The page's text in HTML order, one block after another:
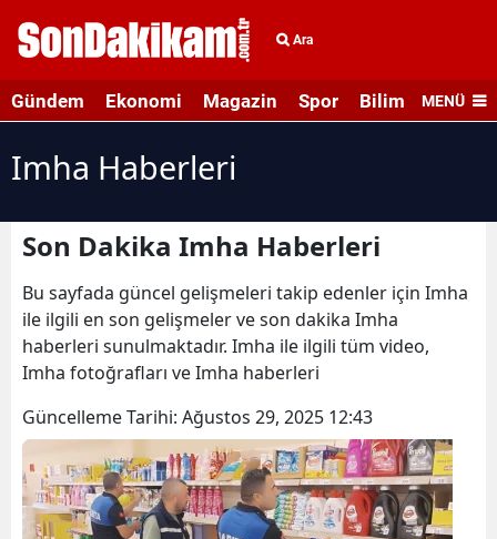
Ara
Gündem Ekonomi Magazin Spor Bilim veMENÜ
Imha Haberleri
Son Dakika Imha Haberleri
Bu sayfada güncel gelişmeleri takip edenler için Imha
ile ilgili en son gelişmeler ve son dakika Imha
haberleri sunulmaktadır. Imha ile ilgili tüm video,
Imha fotoğrafları ve Imha haberleri
Güncelleme Tarihi: Ağustos 29, 2025 12:43